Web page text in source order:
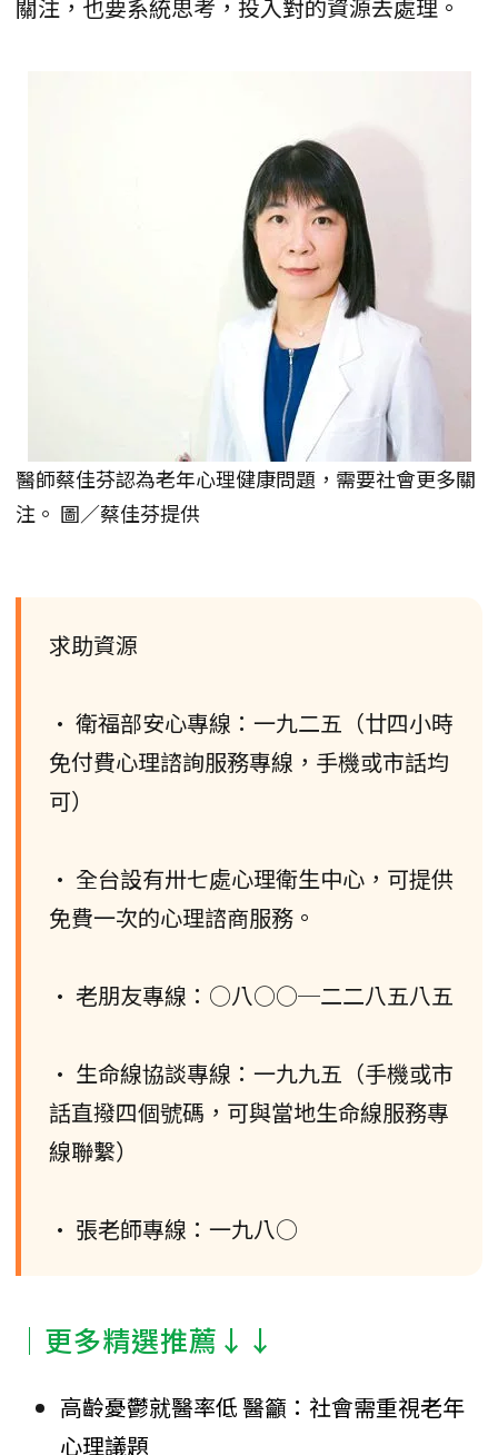
關注，也要系統思考，投入對的資源去處理。
醫師蔡佳芬認為老年心理健康問題，需要社會更多關
注。 圖／蔡佳芬提供
求助資源
• 衛福部安心專線：一九二五（廿四小時
免付費心理諮詢服務專線，手機或市話均
可）
• 全台設有卅七處心理衛生中心，可提供
免費一次的心理諮商服務。
• 老朋友專線：○八○○─二二八五八五
• 生命線協談專線：一九九五（手機或市
話直撥四個號碼，可與當地生命線服務專
線聯繫）
• 張老師專線：一九八○
│更多精選推薦↓↓
高齡憂鬱就醫率低 醫籲：社會需重視老年
心理議題